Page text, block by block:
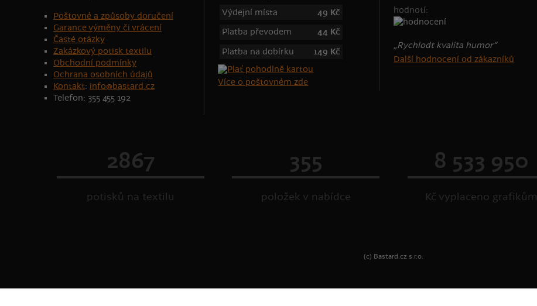
Poštovné a způsoby doručení
Garance výměny či vrácení
Časté otázky
Zakázkový potisk textilu
Obchodní podmínky
Ochrana osobních údajů
Kontakt: info@bastard.cz
Telefon: 355 455 192
Výdejní místa
49 Kč
Platba převodem
44 Kč
Platba na dobírku
149 Kč
Více o poštovném zde
hodnotí:
„Rychlodt kvalita humor“
Další hodnocení od zákazníků
2867
potisků na textilu
355
položek v nabídce
8 533 950
Kč vyplaceno grafikům
(c) Bastard.cz s.r.o.